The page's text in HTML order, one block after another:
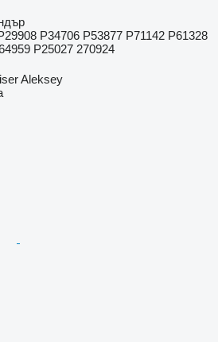
P34706 P53877 P71142 P61328
P25027 270924
Aleksey